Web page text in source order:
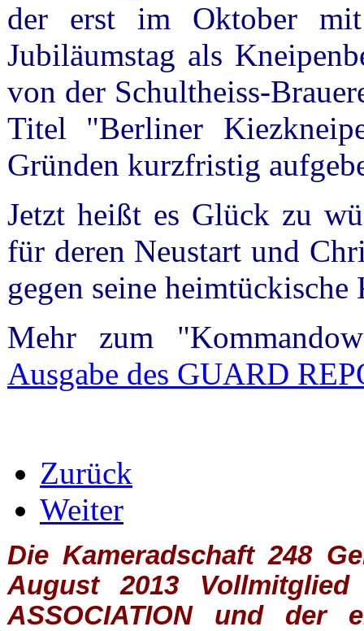
der erst im Oktober
Jubiläumstag als
von der Schultheiss-
Titel "Berliner
Gründen kurzfristig
Jetzt heißt es Glück zu
für deren Neustart und
gegen seine
Mehr zum
Ausgabe des GUARD
Zurück
Weiter
Die Kameradschaft 248
August 2013
ASSOCIATIONund der